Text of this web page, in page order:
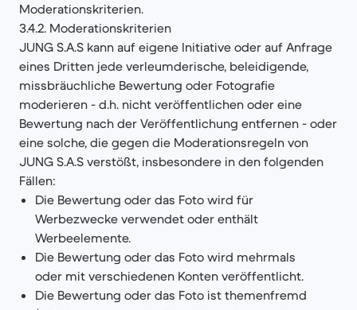
Moderationskriterien.
3.4.2. Moderationskriterien
JUNG S.A.S kann auf eigene Initiative oder auf Anfrage
eines Dritten jede verleumderische, beleidigende,
missbräuchliche Bewertung oder Fotografie
moderieren - d.h. nicht veröffentlichen oder eine
Bewertung nach der Veröffentlichung entfernen - oder
eine solche, die gegen die Moderationsregeln von
JUNG S.A.S verstößt, insbesondere in den folgenden
Fällen:
Die Bewertung oder das Foto wird für
Werbezwecke verwendet oder enthält
Werbeelemente.
Die Bewertung oder das Foto wird mehrmals
oder mit verschiedenen Konten veröffentlicht.
Die Bewertung oder das Foto ist themenfremd